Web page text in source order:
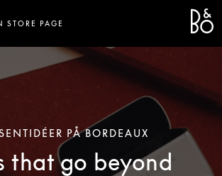
STORE PAGE
PÅ BORDEAUX
that go beyond